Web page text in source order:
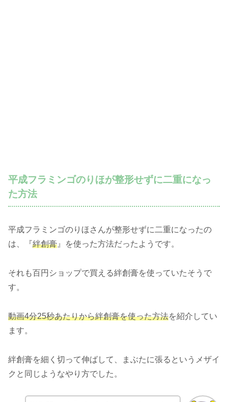
平成フラミンゴのりほが整形せずに二重になっ
た方法
平成フラミンゴのりほさんが整形せずに二重になったの
は、『絆創膏 』を使った方法だったようです。
それも百円ショップで買える絆創膏を使っていたそうで
す。
動画4分25秒あたりから絆創膏を使った方法を紹介してい
ます。
絆創膏を細く切って伸ばして、まぶたに張るというメザイ
クと同じようなやり方でした。